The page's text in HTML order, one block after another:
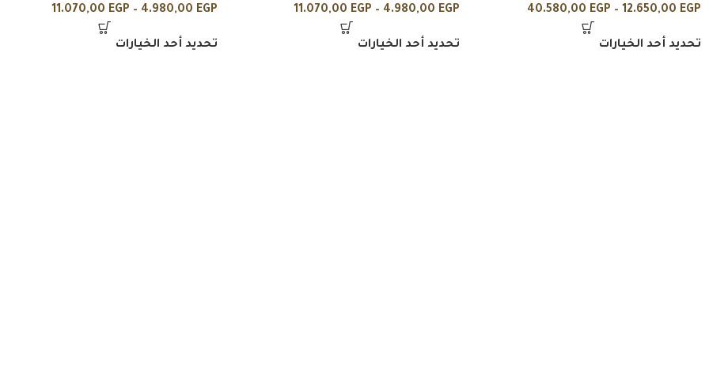
12.650,00 EGP
–
40.580,00 EGP
تحديد أحد الخيارات
4.980,00 EGP
–
11.070,00 EGP
تحديد أحد الخيارات
4.980,00 EGP
–
11.070,00 EGP
تحديد أحد الخيارات